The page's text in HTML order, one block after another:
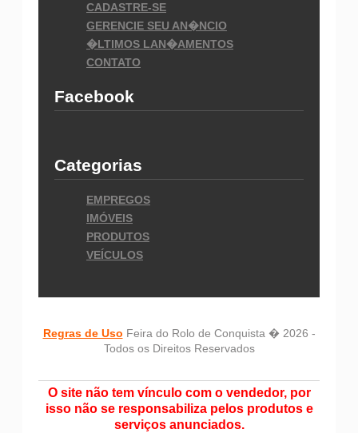
CADASTRE-SE
GERENCIE SEU AN�NCIO
�LTIMOS LAN�AMENTOS
CONTATO
Facebook
Categorias
EMPREGOS
IMÓVEIS
PRODUTOS
VEÍCULOS
Regras de Uso Feira do Rolo de Conquista � 2026 -
Todos os Direitos Reservados
O site não tem vínculo com o vendedor, por
isso não se responsabiliza pelos produtos e
serviços anunciados.